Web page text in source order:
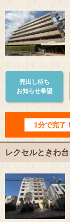
売出し待ち
お知らせ希望
1分で完了
レクセルときわ台